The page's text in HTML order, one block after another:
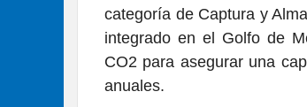
categoría de Captura y
integrado en el Golfo de
CO2 para asegurar una
anuales.